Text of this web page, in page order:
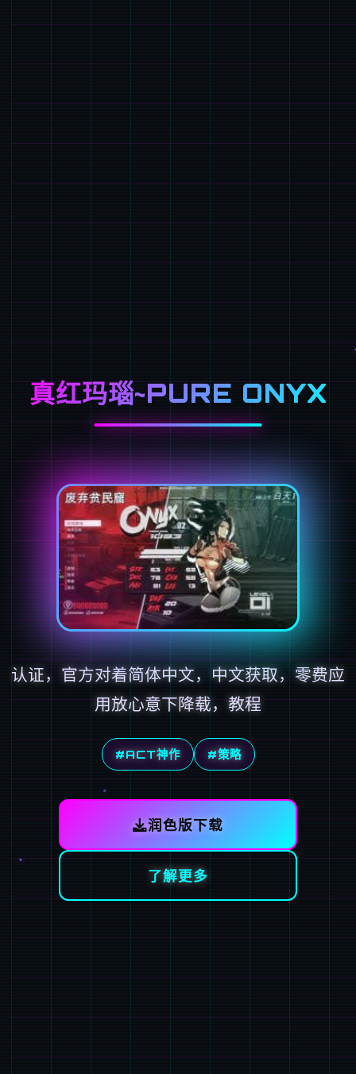
真红玛瑙~PURE ONYX
认证，官方对着简体中文，中文获取，零费应
用放心意下降载，教程
#ACT神作 #策略
润色版下载
了解更多